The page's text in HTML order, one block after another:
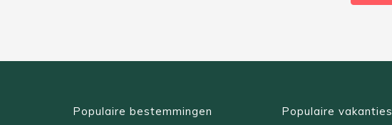
Populaire bestemmingen
Populaire vakanties